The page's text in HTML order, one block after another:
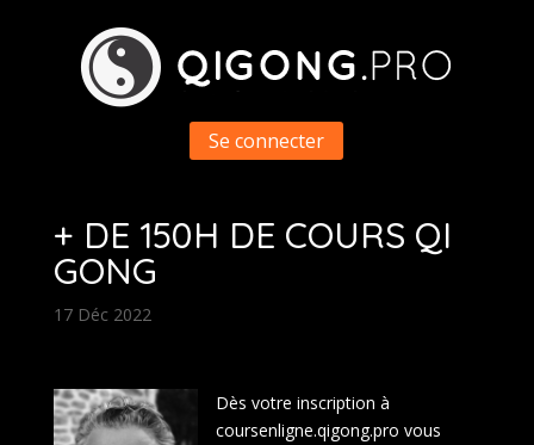
Se connecter
+ DE 150H DE COURS QI
GONG
17 Déc 2022
Dès votre inscription à
coursenligne.qigong.pro vous